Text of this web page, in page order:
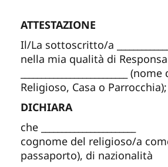
ATTESTAZIONE
Il/La sottoscritto/a
nella mia qualità di
(nome
Religioso, Casa o Parrocchia);
DICHIARA
che
cognome del religioso/a
passaporto), di nazionalità